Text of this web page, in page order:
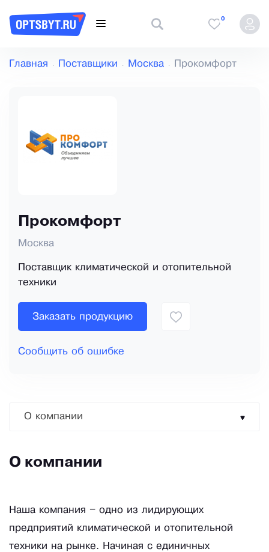
0
Главная Поставщики Москва Прокомфорт
Прокомфорт
Москва
Поставщик климатической и отопительной
техники
Заказать продукцию
Сообщить об ошибке
О компании
О компании
Наша компания – одно из лидирующих
предприятий климатической и отопительной
техники на рынке. Начиная с единичных